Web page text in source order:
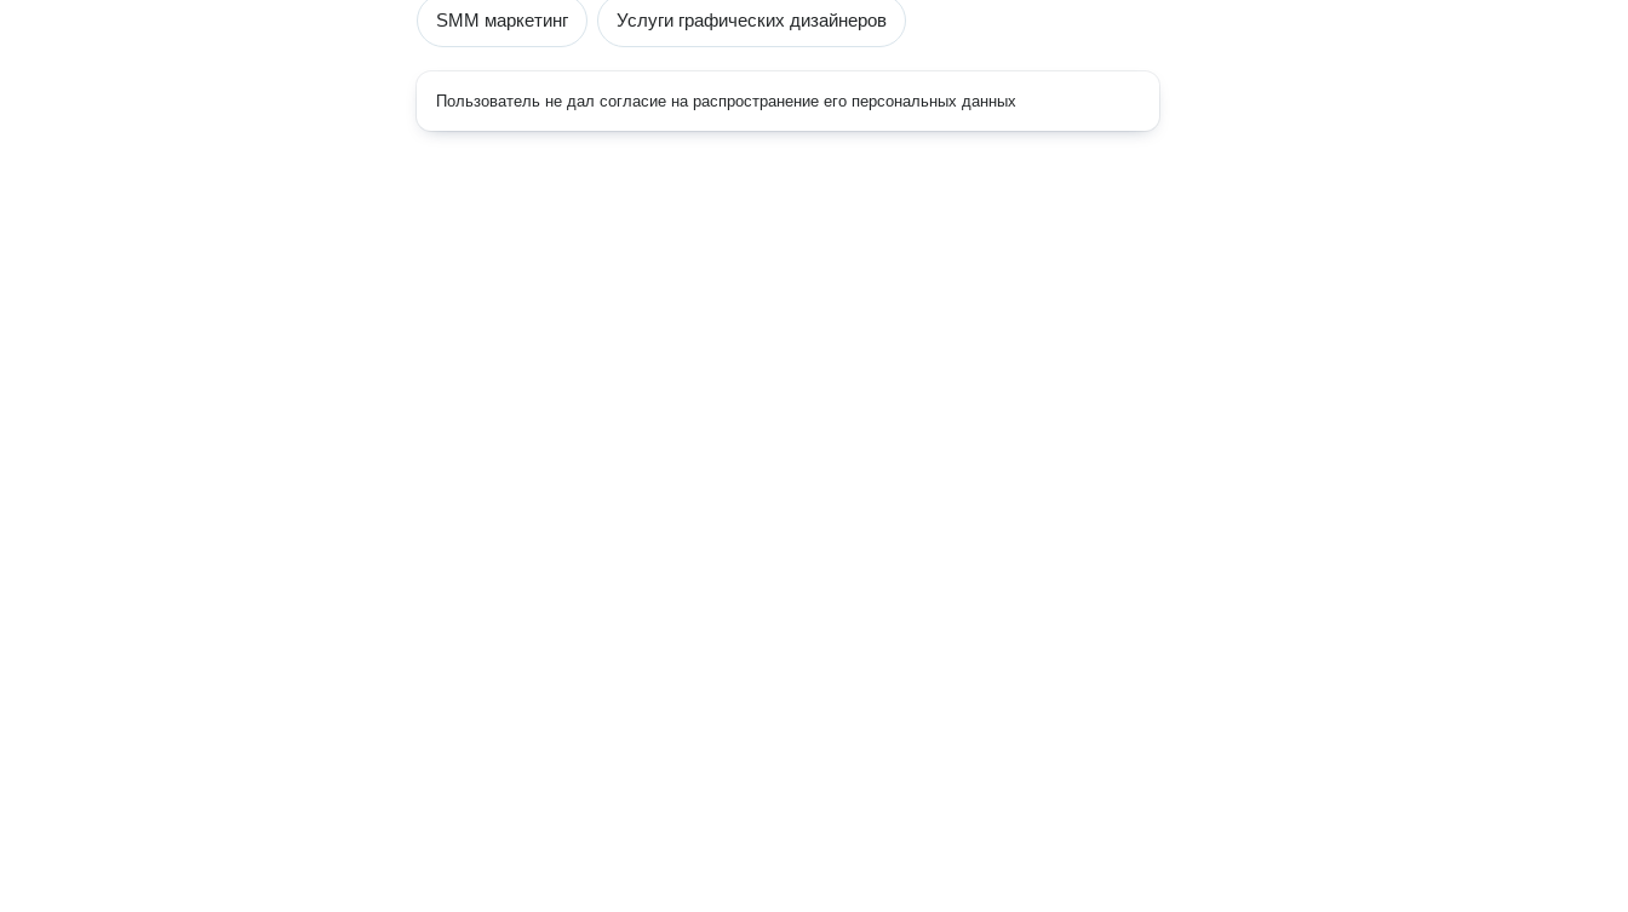
SMM маркетинг Услуги графических дизайнеров
Пользователь не дал согласие на распространение его персональных данных